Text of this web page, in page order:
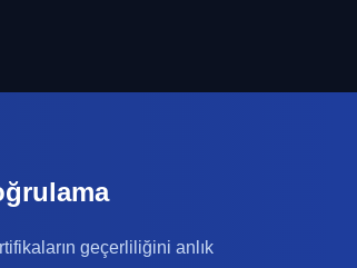
geçerliliğini anlık